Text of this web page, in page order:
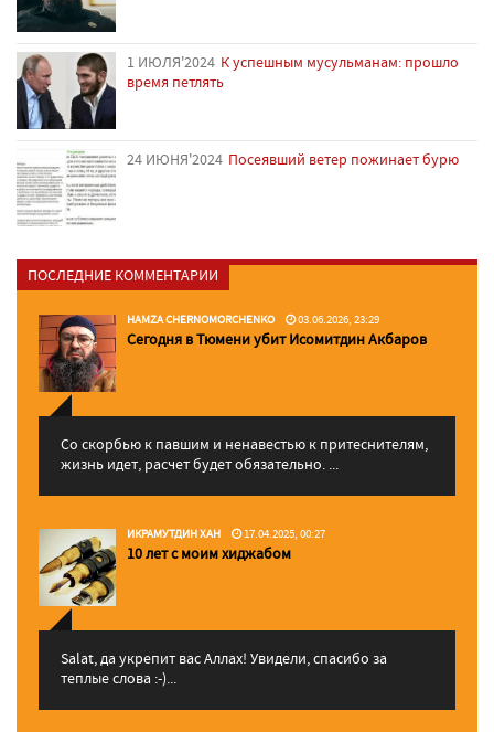
1 ИЮЛЯ'2024 К успешным мусульманам: прошло
время петлять
24 ИЮНЯ'2024 Посеявший ветер пожинает бурю
ПОСЛЕДНИЕ КОММЕНТАРИИ
HAMZA CHERNOMORCHENKO 03.06.2026, 23:29
Сегодня в Тюмени убит Исомитдин Акбаров
Со скорбью к павшим и ненавестью к притеснителям,
жизнь идет, расчет будет обязательно. ...
ИКРАМУТДИН ХАН 17.04.2025, 00:27
10 лет с моим хиджабом
Salat, да укрепит вас Аллаx! Увидели, спасибо за
теплые слова :-)...